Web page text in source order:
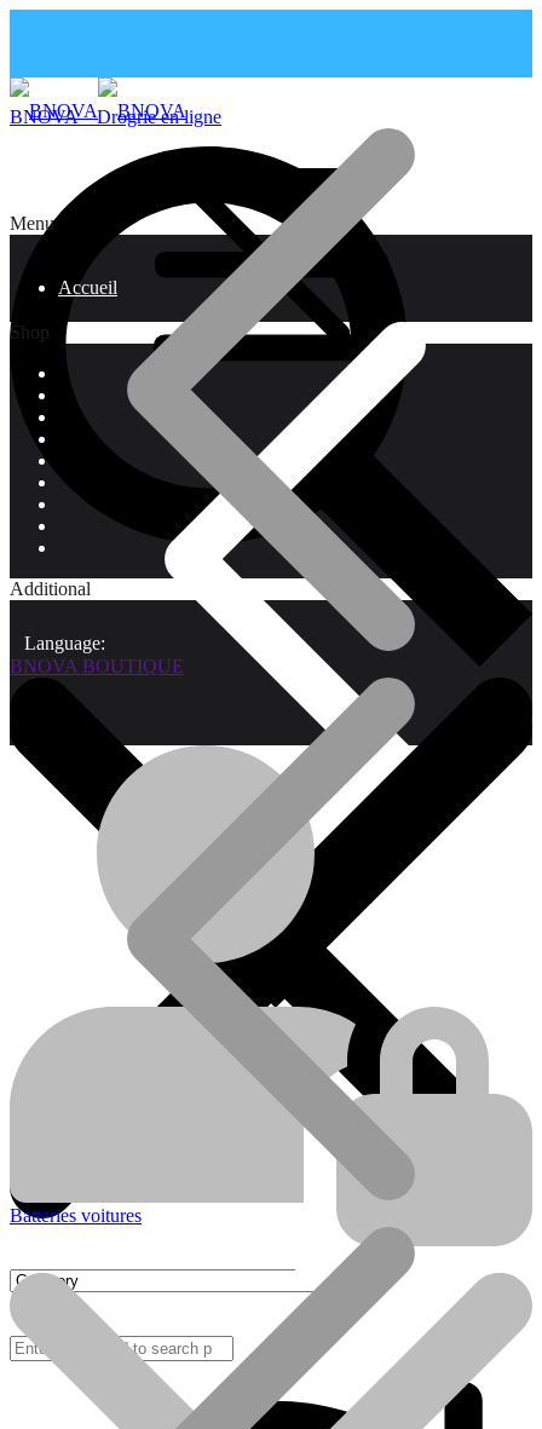
Menu
Accueil
Qui sommes-nous?
Shop
Additional
Language:
BNOVA – Drogrie en ligne
BNOVA BOUTIQUE
Batteries voitures